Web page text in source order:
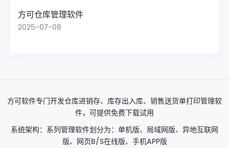
方可仓库管理软件
2025-07-08
方可软件专门开发仓库进销存、库存出入库、销售送货单打印管理软
件，可提供免费下载试用
系统架构：系列管理软件划分为：单机版、局域网版、异地互联网
版、网页B/S在线版、手机APP版